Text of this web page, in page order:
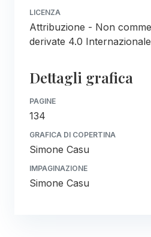
LICENZA
Attribuzione - Non
derivate 4.0
Dettagli grafica
PAGINE
134
GRAFICA DI COPERTINA
Simone Casu
IMPAGINAZIONE
Simone Casu